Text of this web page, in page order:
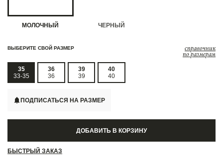
МОЛОЧНЫЙ ЧЕРНЫЙ
ВЫБЕРИТЕ СВОЙ РАЗМЕР справочник
по размерам
35
33-35
36
36
39
39
40
40
ПОДПИСАТЬСЯ НА РАЗМЕР
ДОБАВИТЬ В КОРЗИНУ
БЫСТРЫЙ ЗАКАЗ